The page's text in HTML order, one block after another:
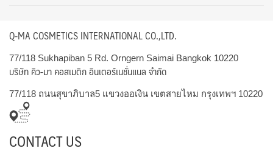
Q-MA COSMETICS INTERNATIONAL CO.,LTD.
77/118 Sukhapiban 5 Rd. Orngern Saimai Bangkok 10220
บริษัท คิว-มา คอสเมติก อินเตอร์เนชั่นแนล จำกัด
77/118 ถนนสุขาภิบาล5 แขวงออเงิน เขตสายไหม กรุงเทพฯ 10220
CONTACT US